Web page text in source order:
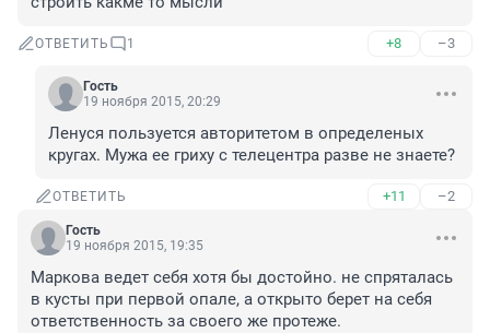
ОТВЕТИТЬ 1 +8 –3
Гость
19 ноября 2015, 20:29
Ленуся пользуется авторитетом в определеных
кругах. Мужа ее гриху с телецентра разве не знаете?
ОТВЕТИТЬ +11 –2
Гость
19 ноября 2015, 19:35
Маркова ведет себя хотя бы достойно. не спряталась
в кусты при первой опале, а открыто берет на себя
ответственность за своего же протеже.